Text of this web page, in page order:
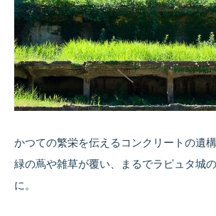
かつての繁栄を伝えるコンクリートの遺
緑の蔦や雑草が覆い、まるでラピュタ城
に。